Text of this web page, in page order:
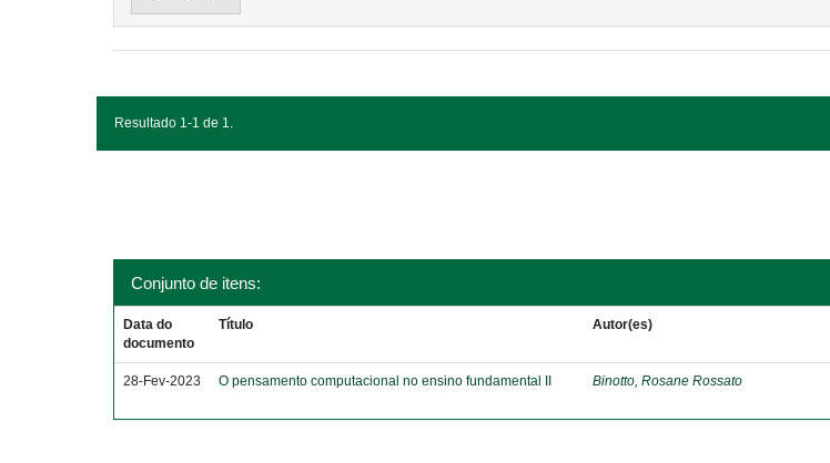
Resultado 1-1 de 1.
Conjunto de itens:
Data do
documento
Título Autor(es)
28-Fev-2023 O pensamento computacional no ensino fundamental II Binotto, Rosane Rossato